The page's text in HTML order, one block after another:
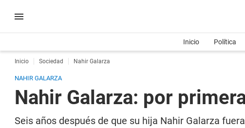
Inicio Política
Inicio Sociedad Nahir Galarza
NAHIR GALARZA
Nahir Galarza: por
Seis años después de que su hija Nahir Galarza